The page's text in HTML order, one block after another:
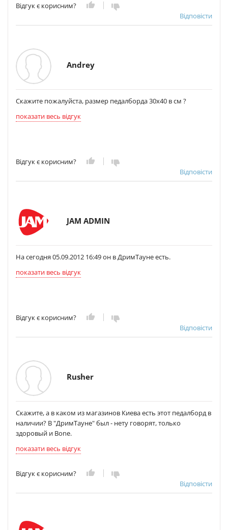
Відгук є корисним?
Відповісти
Andrey
Скажите пожалуйста, размер педалборда 30х40 в см ?
показати весь відгук
Відгук є корисним?
Відповісти
JAM ADMIN
На сегодня 05.09.2012 16:49 он в ДримТауне есть.
показати весь відгук
Відгук є корисним?
Відповісти
Rusher
Скажите, а в каком из магазинов Киева есть этот педалборд в
наличии? В "ДримТауне" был - нету говорят, только
здоровый и Bone.
показати весь відгук
Відгук є корисним?
Відповісти